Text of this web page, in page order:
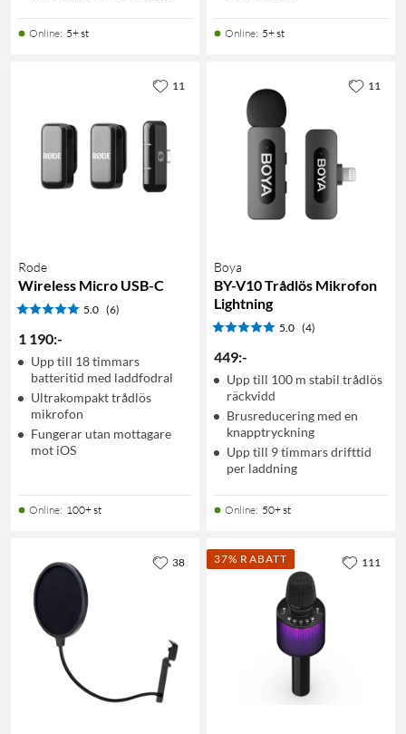
Online: 5+ st Online: 5+ st
Rode
Wireless Micro USB-C
5.0 (6)
1 190:-
Upp till 18 timmars
batteritid med laddfodral
Ultrakompakt trådlös
mikrofon
Fungerar utan mottagare
mot iOS
Online: 100+ st
11
Boya
BY-V10 Trådlös Mikrofon
Lightning
5.0 (4)
449:-
Upp till 100 m stabil trådlös
räckvidd
Brusreducering med en
knapptryckning
Upp till 9 timmars drifttid
per laddning
Online: 50+ st
11
38 37% RABATT 111